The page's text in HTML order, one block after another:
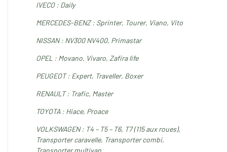
IVECO : Daily
MERCEDES-BENZ : Sprinter, Tourer, Viano, Vito
NISSAN : NV300 NV400, Primastar
OPEL : Movano, Vivaro, Zafira life
PEUGEOT : Expert, Traveller, Boxer
RENAULT : Trafic, Master
TOYOTA : Hiace, Proace
VOLKSWAGEN : T4 – T5 – T6, T7 (115 aux roues),
Transporter caravelle, Transporter combi,